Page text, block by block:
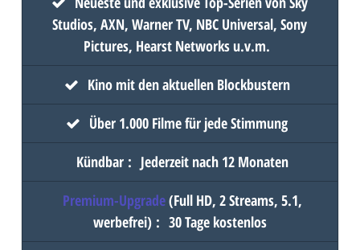
Studios, AXN, Warner TV, NBC Universal, Sony
Pictures, Hearst Networks u.v.m.
Kino mit den aktuellen Blockbustern
Über 1.000 Filme für jede Stimmung
Kündbar : Jederzeit nach 12 Monaten
Premium-Upgrade(Full HD, 2 Streams, 5.1,
werbefrei) : 30 Tage kostenlos